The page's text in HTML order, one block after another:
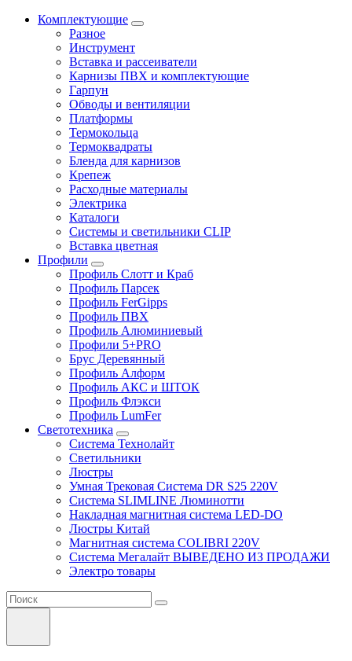
Комплектующие
Разное
Инструмент
Вставка и рассеиватели
Карнизы ПВХ и комплектующие
Гарпун
Обводы и вентиляции
Платформы
Термокольца
Термоквадраты
Бленда для карнизов
Крепеж
Расходные материалы
Электрика
Каталоги
Системы и светильники CLIP
Вставка цветная
Профили
Профиль Слотт и Краб
Профиль Парсек
Профиль FerGipps
Профиль ПВХ
Профиль Алюминиевый
Профили 5+PRO
Брус Деревянный
Профиль Алформ
Профиль АКС и ШТОК
Профиль Флэкси
Профиль LumFer
Светотехника
Система Технолайт
Светильники
Люстры
Умная Трековая Система DR S25 220V
Система SLIMLINE Люминотти
Накладная магнитная система LED-DO
Люстры Китай
Магнитная система COLIBRI 220V
Система Мегалайт ВЫВЕДЕНО ИЗ ПРОДАЖИ
Электро товары